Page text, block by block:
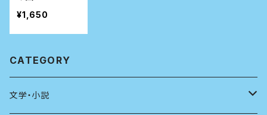
¥1,650
CATEGORY
文学・小説